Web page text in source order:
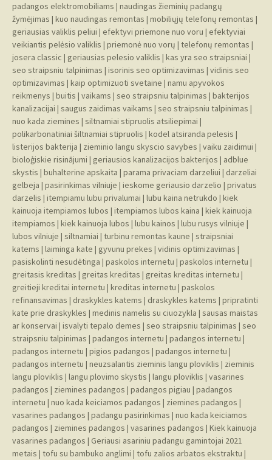
padangos elektromobiliams | naudingas žieminių padangų
žymėjimas | kuo naudingas remontas | mobiliųjų telefonų remontas |
geriausias valiklis peliui | efektyvi priemone nuo voru | efektyviai
veikiantis pelėsio valiklis | priemonė nuo vorų | telefonų remontas |
josera classic | geriausias pelesio valiklis | kas yra seo straipsniai |
seo straipsniu talpinimas | isorinis seo optimizavimas | vidinis seo
optimizavimas | kaip optimizuoti svetaine | namu apyvokos
reikmenys | buitis | vaikams | seo straipsniu talpinimas | bakterijos
kanalizacijai | saugus zaidimas vaikams | seo straipsniu talpinimas |
nuo kada ziemines | siltnamiai stipruolis atsiliepimai |
polikarbonatiniai šiltnamiai stipruolis | kodel atsiranda pelesis |
listerijos bakterija | zieminio langu skyscio savybes | vaiku zaidimui |
bioloģiskie risinājumi | geriausios kanalizacijos bakterijos | adblue
skystis | buhalterine apskaita | parama privaciam darzeliui | darzeliai
gelbeja | pasirinkimas vilniuje | ieskome geriausio darzelio | privatus
darzelis | itempiamu lubu privalumai | lubu kaina netrukdo | kiek
kainuoja itempiamos lubos | itempiamos lubos kaina | kiek kainuoja
itempiamos | kiek kainuoja lubos | lubu kainos | lubu rusys vilniuje |
lubos vilniuje | siltnamiai | turbinu remontas kaune | straipsniai
katems | laiminga kate | gyvunu prekes | vidinis optimizavimas |
pasiskolinti nesudėtinga | paskolos internetu | paskolos internetu |
greitasis kreditas | greitas kreditas | greitas kreditas internetu |
greitieji kreditai internetu | kreditas internetu | paskolos
refinansavimas | draskykles katems | draskykles katems | pripratinti
kate prie draskykles | medinis namelis su ciuozykla | sausas maistas
ar konservai | isvalyti tepalo demes | seo straipsniu talpinimas | seo
straipsniu talpinimas | padangos internetu | padangos internetu |
padangos internetu | pigios padangos | padangos internetu |
padangos internetu | neuzsalantis zieminis langu ploviklis | zieminis
langu ploviklis | langu plovimo skystis | langu ploviklis | vasarines
padangos | ziemines padangos | padangos pigiau | padangos
internetu | nuo kada keiciamos padangos | ziemines padangos |
vasarines padangos | padangu pasirinkimas | nuo kada keiciamos
padangos | ziemines padangos | vasarines padangos | Kiek kainuoja
vasarines padangos | Geriausi asariniu padangu gamintojai 2021
metais | tofu su bambuko anglimi | tofu zalios arbatos ekstraktu |